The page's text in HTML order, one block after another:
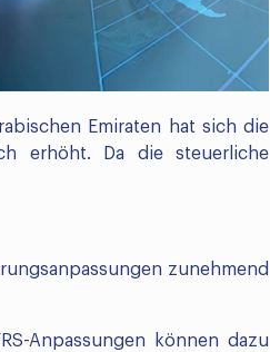
Emiraten hat sich die
erhöht. Da die steuerliche
zunehmend
Anpassungen können dazu